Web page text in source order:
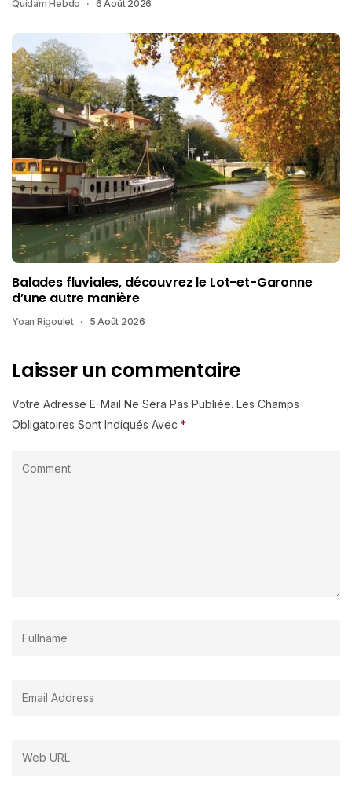
Quidam Hebdo 6 Août 2026
Balades fluviales, découvrez le Lot-et-Garonne
d’une autre manière
Yoan Rigoulet 5 Août 2026
Laisser un commentaire
Votre Adresse E-Mail Ne Sera Pas Publiée. Les Champs
Obligatoires Sont Indiqués Avec *